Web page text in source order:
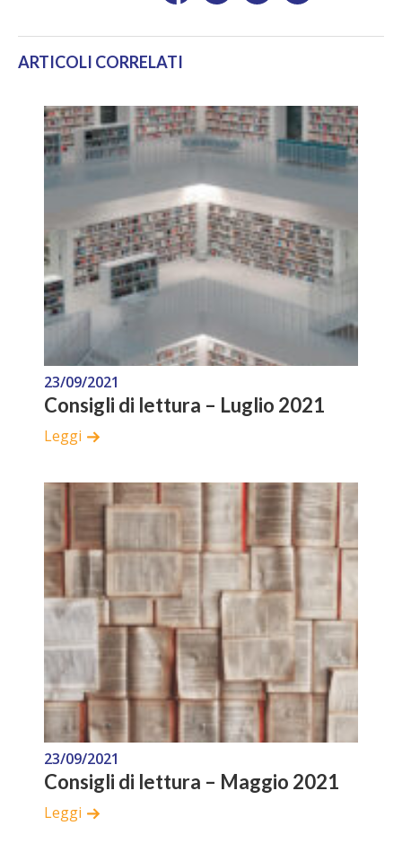
ARTICOLI CORRELATI
23/09/2021
Consigli di lettura – Luglio 2021
Leggi
23/09/2021
Consigli di lettura – Maggio 2021
Leggi